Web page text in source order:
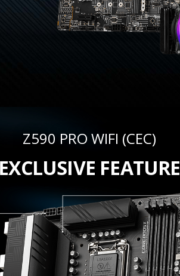
Z590 PRO WIFI (CEC)
EXCLUSIVE FEATURE